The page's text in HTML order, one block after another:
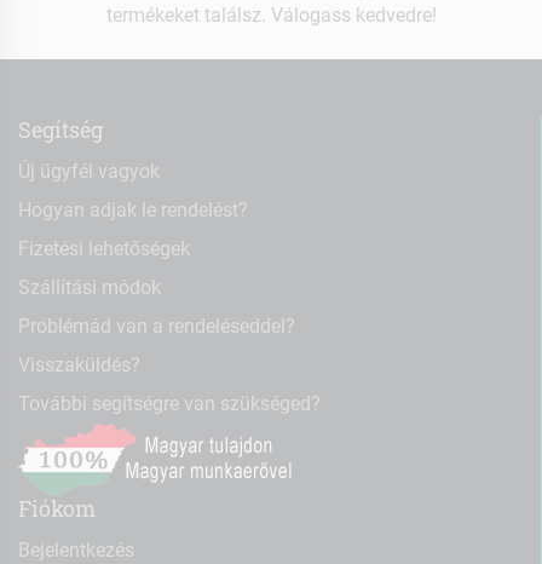
termékeket találsz. Válogass kedvedre!
Segítség
Új ügyfél vagyok
Hogyan adjak le rendelést?
Fizetési lehetőségek
Szállítási módok
Problémád van a rendeléseddel?
Visszaküldés?
További segítségre van szükséged?
Fiókom
Bejelentkezés